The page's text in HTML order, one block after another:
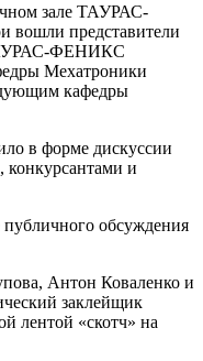
зале ТАУРАС-
представители
ФЕНИКС
Мехатроники
кафедры
в форме дискуссии
и
обсуждения
Антон Коваленко и
заклейщик
лентой «скотч» на